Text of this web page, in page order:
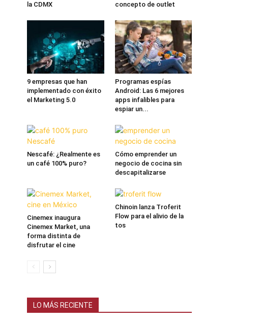
la CDMX
concepto de outlet
9 empresas que han
implementado con éxito
el Marketing 5.0
Programas espías
Android: Las 6 mejores
apps infalibles para
espiar un...
Nescafé: ¿Realmente es
un café 100% puro?
Cómo emprender un
negocio de cocina sin
descapitalizarse
Cinemex inaugura
Cinemex Market, una
forma distinta de
disfrutar el cine
Chinoin lanza Troferit
Flow para el alivio de la
tos
LO MÁS RECIENTE